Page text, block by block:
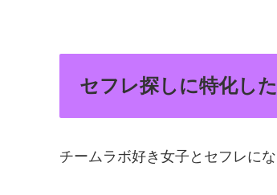
セフレ探しに特化し
チームラボ好き女子とセフレに